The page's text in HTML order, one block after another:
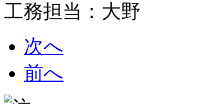
工務担当：大野
次へ
前へ